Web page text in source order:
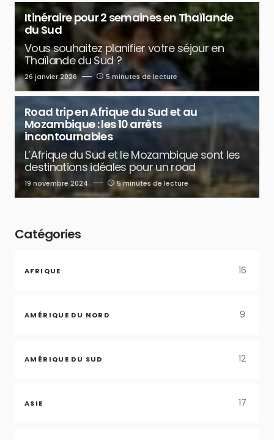
Itinéraire pour 2 semaines en Thaïlande
du Sud
Vous souhaitez planifier votre séjour en
Thaïlande du Sud ?
26 janvier 2026 5 minutes de lecture
Road trip en Afrique du Sud et au
Mozambique : les 10 arrêts
incontournables
L’Afrique du Sud et le Mozambique sont les
destinations idéales pour un road
19 novembre 2024 5 minutes de lecture
Catégories
AFRIQUE 16
AMÉRIQUE DU NORD 9
AMÉRIQUE DU SUD 12
ASIE 17